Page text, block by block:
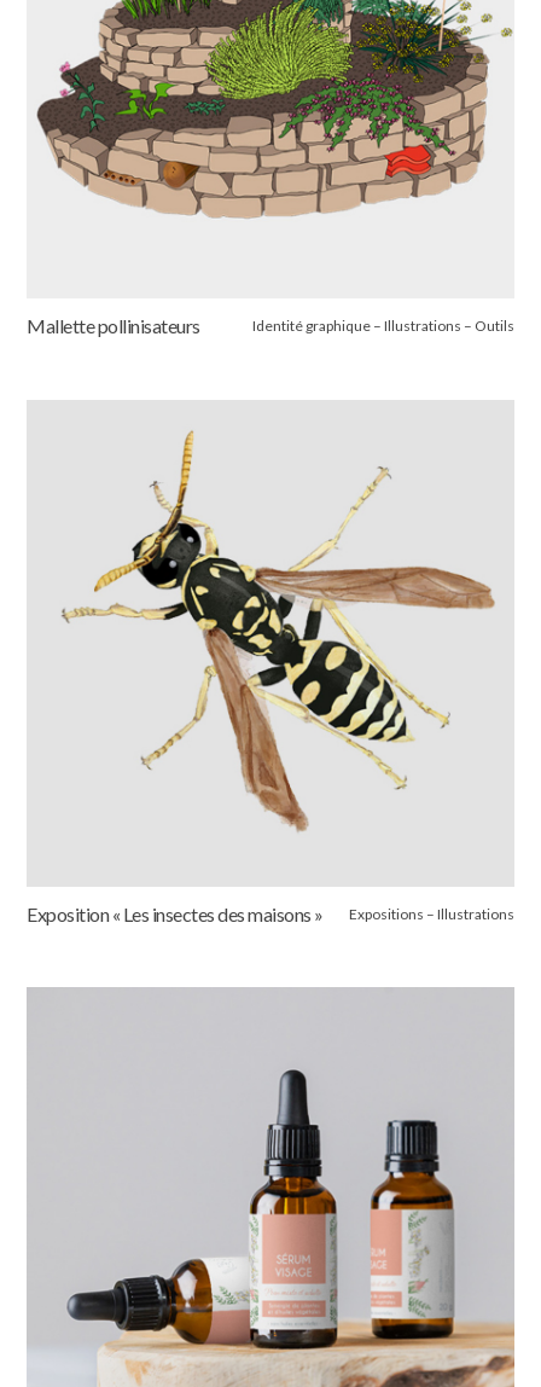
Mallette pollinisateurs Identité graphique – Illustrations – Outils
Exposition « Les insectes des maisons » Expositions – Illustrations